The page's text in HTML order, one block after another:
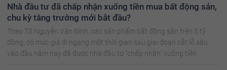
Nhà đầu tư đã chấp nhận xuống tiền mua bất động sản,
chu kỳ tăng trưởng mới bắt đầu?
Theo TS Nguyễn Văn Đính, các sản phẩm bất động sản trên 5 tỷ
đồng, có mức giá đi ngang một thời gian sau giai đoạn cắt lỗ sâu
vào đầu năm nay đã được nhà đầu tư "chấp nhận" xuống tiền